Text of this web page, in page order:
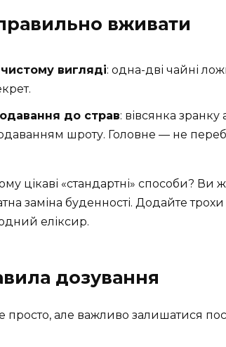
вживати
вигляді: одна-дві чайні
до страв: вівсянка
шроту. Головне — не
цікаві «стандартні» способи? Ви
заміна буденності. Додайте
еліксир.
дозування
просто, але важливо залишатися